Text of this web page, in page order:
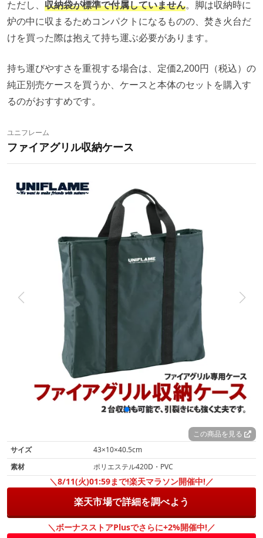
ただし、 収納袋が標準で付属していません。脚は収納時に
炉の中に収まるためコンパクトになるものの、焚き火台だ
けを買った際は抱えて持ち運ぶ必要があります。
持ち運びやすさを重視する場合は、定価2,200円（税込）の
純正別売ケースを買うか、ケースと本体のセットを購入す
るのがおすすめです。
ユニフレーム
ファイアグリル収納ケース
この商品を見る
サイズ
43×10×40.5cm
素材
ポリエステル420D・PVC
＼8/11(火)01:59まで!楽天マラソン開催中!／
楽天市場で詳細を調べよう
＼ボーナスストアPlusでさらに+2%開催中!／